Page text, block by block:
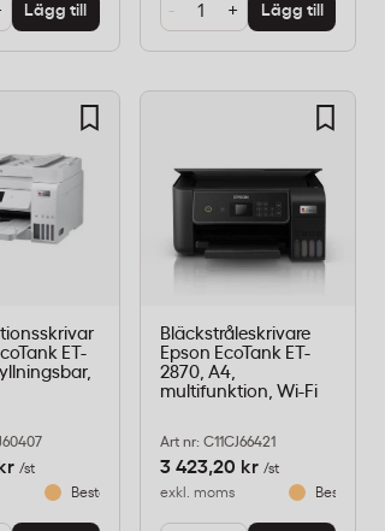
Lägg till - + Lägg till
ET-
/st
Beställningsvara
Bläckstråleskrivare
Epson EcoTank ET-
2870, A4,
multifunktion, Wi-Fi
Art nr: C11CJ66421
3 423,20 kr /st
exkl. moms